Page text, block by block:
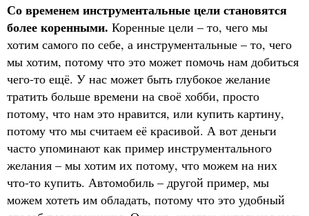
Со временем инструментальные цели становятся
более коренными. Коренные цели – то, чего мы
хотим самого по себе, а инструментальные – то, чего
мы хотим, потому что это может помочь нам добиться
чего-то ещё. У нас может быть глубокое желание
тратить больше времени на своё хобби, просто
потому, что нам это нравится, или купить картину,
потому что мы считаем её красивой. А вот деньги
часто упоминают как пример инструментального
желания – мы хотим их потому, что можем на них
что-то купить. Автомобиль – другой пример, мы
можем хотеть им обладать, потому что это удобный